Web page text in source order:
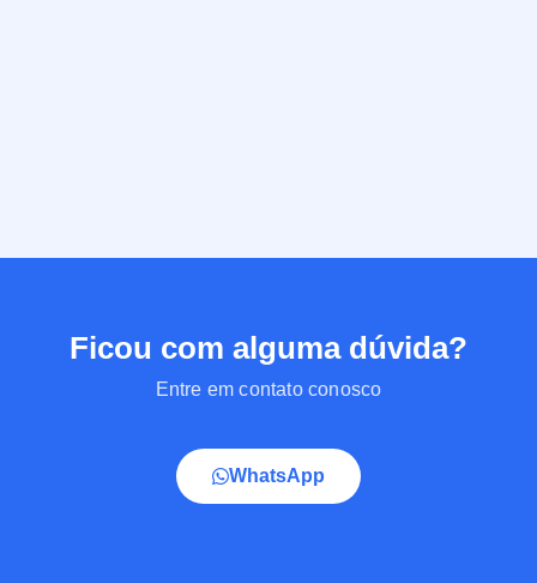
Ficou com alguma dúvida?
Entre em contato conosco
WhatsApp